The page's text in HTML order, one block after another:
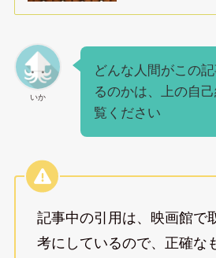
いか
どんな人間がこの
るのかは、上の自
覧ください
記事中の引用は、映画館で
考にしているので、正確な